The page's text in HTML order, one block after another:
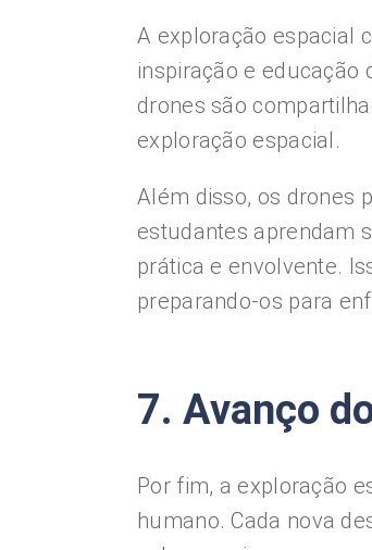
A exploração espacial
inspiração e educação
drones são
exploração espacial.
Além disso, os drones
estudantes aprendam
prática e envolvente.
preparando-os para
7. Avanço
Por fim, a exploração
humano. Cada nova